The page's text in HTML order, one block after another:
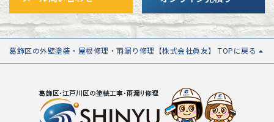
葛飾区の外壁塗装・屋根修理・雨漏り修理【株式会社眞友】 TOPに戻る